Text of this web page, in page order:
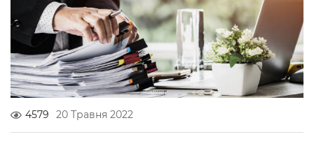
4579 20 Травня 2022